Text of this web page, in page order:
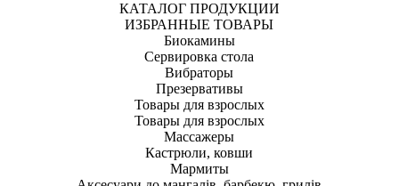
КАТАЛОГ ПРОДУКЦИИ
ИЗБРАННЫЕ ТОВАРЫ
Биокамины
Сервировка стола
Вибраторы
Презервативы
Товары для взрослых
Товары для взрослых
Массажеры
Кастрюли, ковши
Мармиты